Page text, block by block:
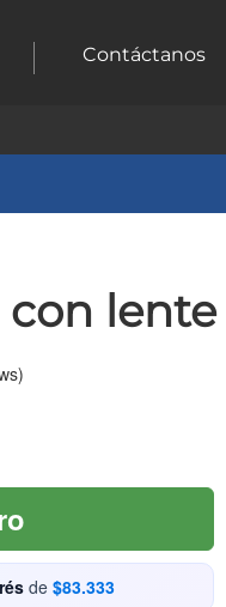
Contáctanos
con lente
de$83.333